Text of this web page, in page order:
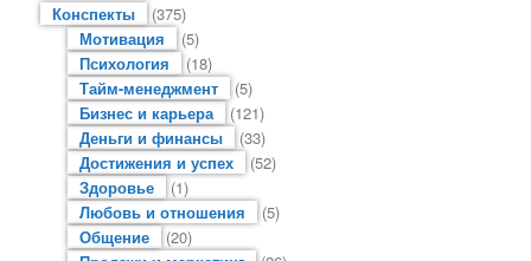
Конспекты
(375)
Мотивация
(5)
Психология
(18)
Тайм-менеджмент
(5)
Бизнес и карьера
(121)
Деньги и финансы
(33)
Достижения и успех
(52)
Здоровье
(1)
Любовь и отношения
(5)
Общение
(20)